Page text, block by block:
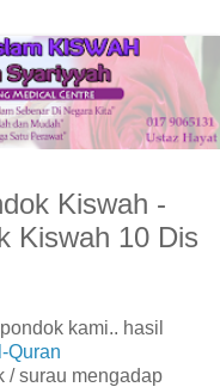
Kiswah -
Kiswah 10 Dis
kami.. hasil
Quran
/ surau mengadap